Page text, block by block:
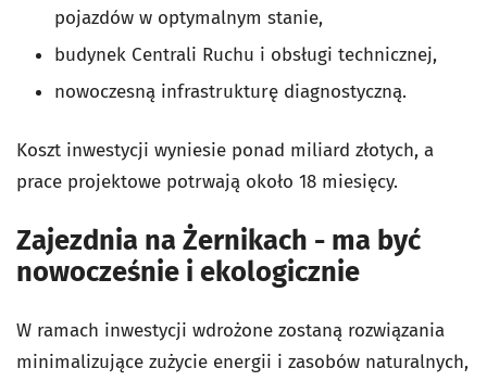
pojazdów w optymalnym stanie,
budynek Centrali Ruchu i obsługi technicznej,
nowoczesną infrastrukturę diagnostyczną.
Koszt inwestycji wyniesie ponad miliard złotych, a
prace projektowe potrwają około 18 miesięcy.
Zajezdnia na Żernikach - ma być
nowocześnie i ekologicznie
W ramach inwestycji wdrożone zostaną rozwiązania
minimalizujące zużycie energii i zasobów naturalnych,